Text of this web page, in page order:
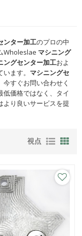
ンター加工のプロの中
Wholeslae マシニング
ングセンター加工およ
ます。 マシニングセ
すぐお問い合わせく
低価格ではなく、タイ
より良いサービスを提
視点